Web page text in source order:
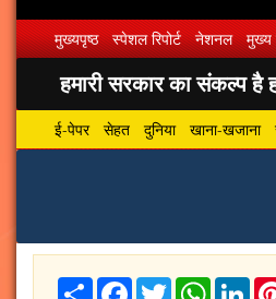
मुख्यपृष्ठ स्पेशल रिपोर्ट नेशनल मुख्य
हमारी सरकार का संकल्प है
ई-पेपर सेहत दुनिया खाना-खजाना
ShareFacebook
Twitter